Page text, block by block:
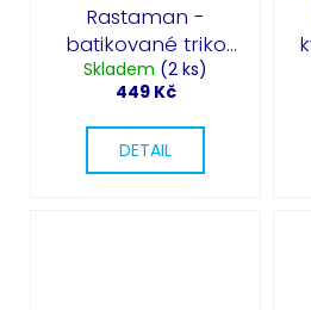
Rastaman -
batikované triko
Hippies 60. léta
Skladem (2 ks)
449 Kč
DETAIL